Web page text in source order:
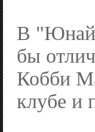
В
бы
Кобби
клубе и